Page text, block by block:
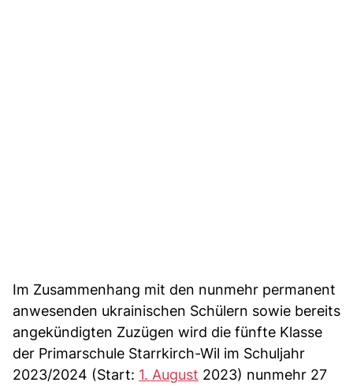
Im Zusammenhang mit den nunmehr permanent
anwesenden ukrainischen Schülern sowie bereits
angekündigten Zuzügen wird die fünfte Klasse
der Primarschule Starrkirch-Wil im Schuljahr
2023/2024 (Start: 1. August 2023) nunmehr 27